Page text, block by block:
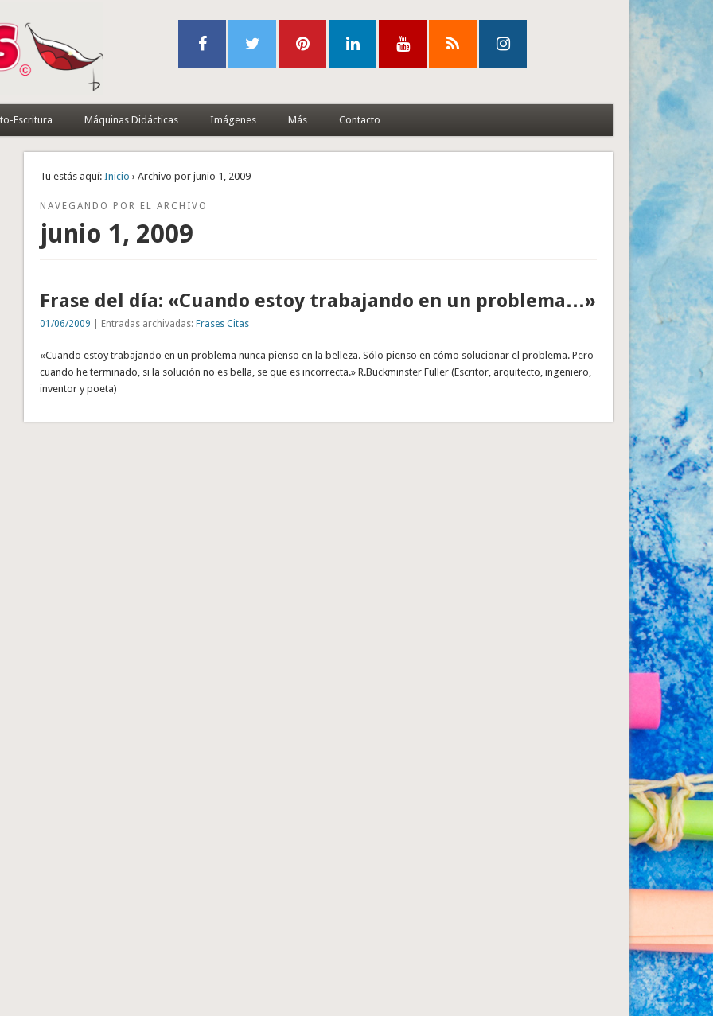
Escritura Máquinas Didácticas Imágenes Más Contacto
Tu estás aquí: Inicio › Archivo por junio 1, 2009
NAVEGANDO POR EL ARCHIVO
junio 1, 2009
Frase del día: «Cuando estoy trabajando en un problema…»
01/06/2009 | Entradas archivadas:Frases Citas
«Cuando estoy trabajando en un problema nunca pienso en la belleza. Sólo pienso en cómo solucionar el problema. Pero
cuando he terminado, si la solución no es bella, se que es incorrecta.» R.Buckminster Fuller (Escritor, arquitecto, ingeniero,
inventor y poeta)